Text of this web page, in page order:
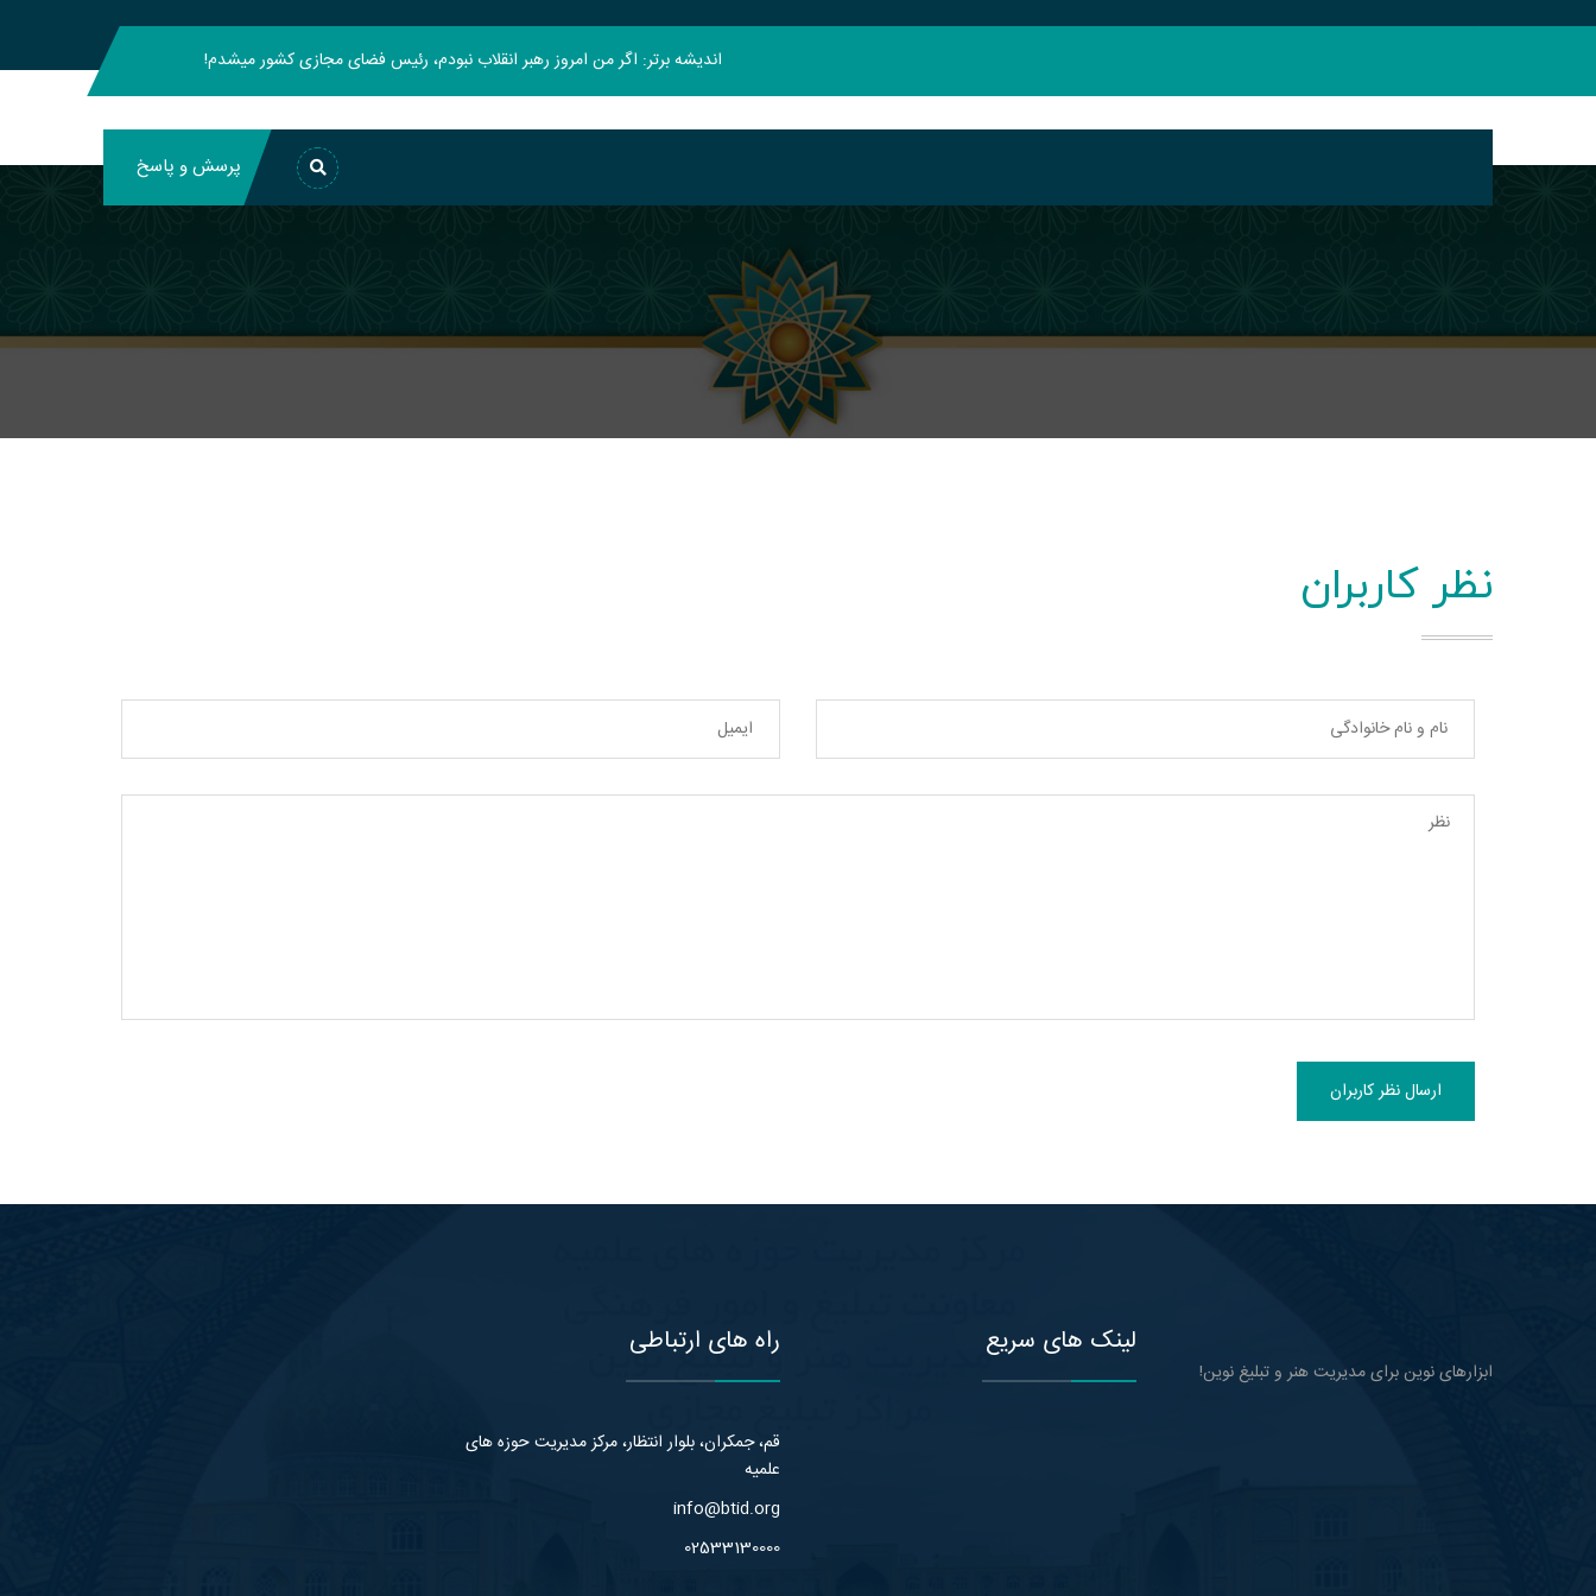
بانک محتوای مراکز تبلیغ مجازی حوزه های علمیه
اندیشه برتر: اگر من امروز رهبر انقلاب نبودم، رئیس فضای مجازی کشور میشدم!
پرسش و پاسخ
نظر کاربران
ارسال نظر کاربران
ابزارهای نوین برای مدیریت هنر و تبلیغ نوین!
لینک های سریع راه های ارتباطی
قم، جمکران، بلوار انتظار، مرکز مدیریت حوزه های
علمیه
info@btid.org
02533130000